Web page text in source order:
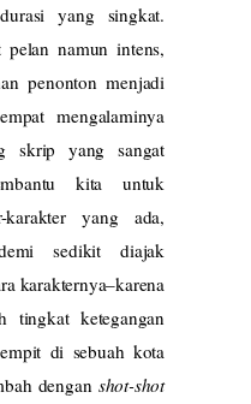
yang singkat.
pelan namun intens,
penonton menjadi
mengalaminya
skrip yang sangat
kita untuk
karakter yang ada,
sedikit diajak
karakternya–karena
tingkat ketegangan
di sebuah kota
dengan shot-shot